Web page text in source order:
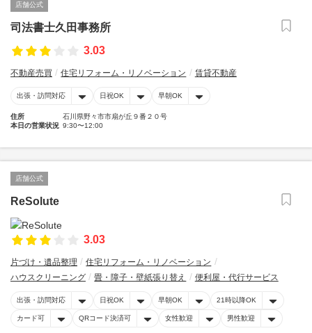
店舗公式
司法書士久田事務所
3.03
不動産売買 住宅リフォーム・リノベーション 賃貸不動産
出張・訪問対応 日祝OK 早朝OK
住所
石川県野々市市扇が丘９番２０号
本日の営業状況 9:30〜12:00
店舗公式
ReSolute
3.03
片づけ・遺品整理
住宅リフォーム・リノベーション
ハウスクリーニング
畳・障子・壁紙張り替え 便利屋・代行サービス
出張・訪問対応 日祝OK 早朝OK 21時以降OK
カード可 QRコード決済可 女性歓迎 男性歓迎